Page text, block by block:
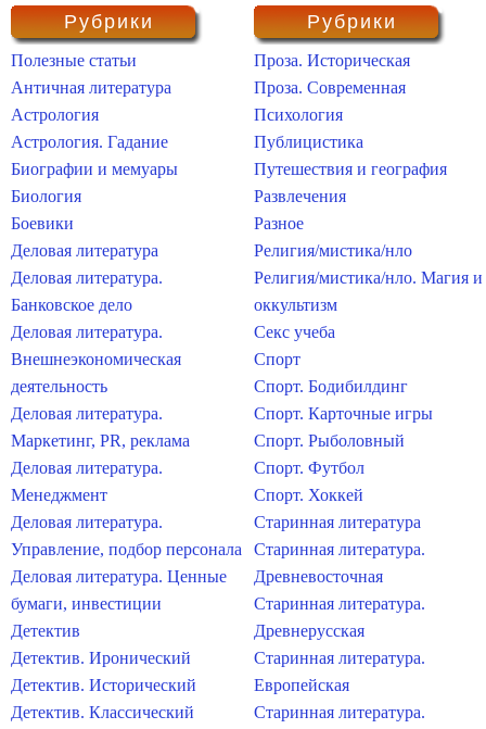
Рубрики
Полезные статьи
Античная литература
Астрология
Астрология. Гадание
Биографии и мемуары
Биология
Боевики
Деловая литература
Деловая литература.
Банковское дело
Деловая литература.
Внешнеэкономическая
деятельность
Деловая литература.
Маркетинг, PR, реклама
Деловая литература.
Менеджмент
Деловая литература.
Управление, подбор персонала
Деловая литература. Ценные
бумаги, инвестиции
Детектив
Детектив. Иронический
Детектив. Исторический
Детектив. Классический
Рубрики
Проза. Историческая
Проза. Современная
Психология
Публицистика
Путешествия и география
Развлечения
Разное
Религия/мистика/нло
Религия/мистика/нло. Магия и
оккультизм
Секс учеба
Спорт
Спорт. Бодибилдинг
Спорт. Карточные игры
Спорт. Рыболовный
Спорт. Футбол
Спорт. Хоккей
Старинная литература
Старинная литература.
Древневосточная
Старинная литература.
Древнерусская
Старинная литература.
Европейская
Старинная литература.